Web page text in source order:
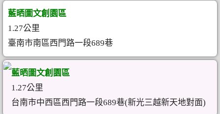
藍晒圖文創園區
1.27公里
臺南市南區西門路一段689巷
藍晒圖文創園區
1.27公里
台南市中西區西門路一段689巷(新光三越新天地對面)